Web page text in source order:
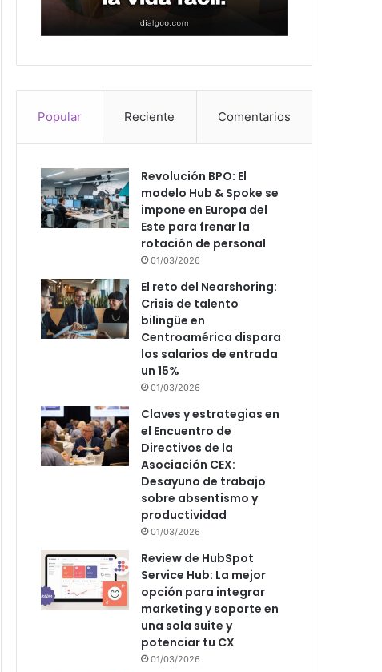
Popular Reciente Comentarios
Revolución BPO: El
modelo Hub & Spoke se
impone en Europa del
Este para frenar la
rotación de personal
01/03/2026
El reto del Nearshoring:
Crisis de talento
bilingüe en
Centroamérica dispara
los salarios de entrada
un 15%
01/03/2026
Claves y estrategias en
el Encuentro de
Directivos de la
Asociación CEX:
Desayuno de trabajo
sobre absentismo y
productividad
01/03/2026
Review de HubSpot
Service Hub: La mejor
opción para integrar
marketing y soporte en
una sola suite y
potenciar tu CX
01/03/2026